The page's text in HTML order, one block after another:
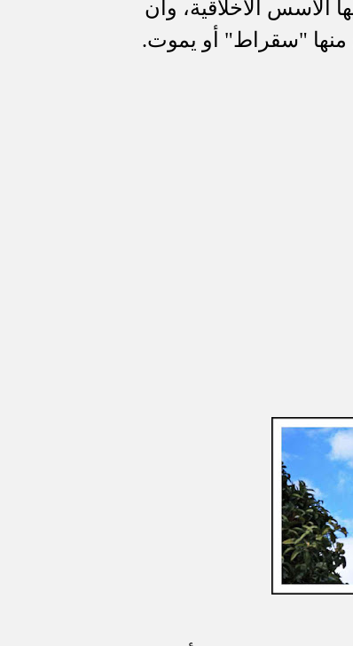
الأسس الأخلاقية، وأن
منها "سقراط" أو يموت.